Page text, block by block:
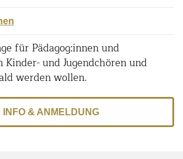
für Pädagog:innen und
Kinder- und Jugendchören und
werden wollen.
INFO & ANMELDUNG